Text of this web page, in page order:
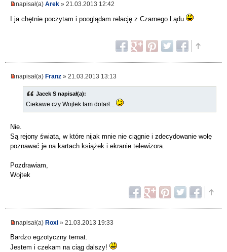
napisał(a) Arek » 21.03.2013 12:42
I ja chętnie poczytam i pooglądam relację z Czarnego Lądu
napisał(a) Franz » 21.03.2013 13:13
Jacek S napisał(a):
Ciekawe czy Wojtek tam dotarł...
Nie.
Są rejony świata, w które nijak mnie nie ciągnie i zdecydowanie wolę
poznawać je na kartach książek i ekranie telewizora.
Pozdrawiam,
Wojtek
napisał(a) Roxi » 21.03.2013 19:33
Bardzo egzotyczny temat.
Jestem i czekam na ciąg dalszy!